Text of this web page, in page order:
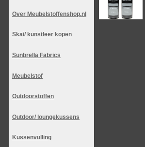
Over Meubelstoffenshop.nl
Skai/ kunstleer kopen
Sunbrella Fabrics
Meubelstof
Outdoorstoffen
Outdoor/ loungekussens
Kussenvulling